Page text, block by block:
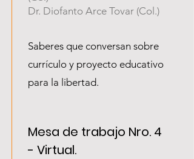
Dr. Diofanto Arce Tovar (Col.)
Saberes que conversan sobre
currículo y proyecto educativo
para la libertad.
Mesa de trabajo Nro. 4
- Virtual.